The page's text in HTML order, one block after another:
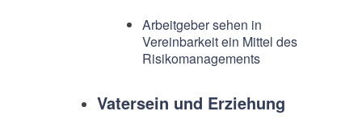
Arbeitgeber sehen in
Vereinbarkeit ein Mittel des
Risikomanagements
Vatersein und Erziehung